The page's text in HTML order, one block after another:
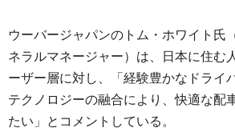
ウーバージャパンのトム・ホワイト氏
ネラルマネージャー）は、日本に住む
ーザー層に対し、「経験豊かなドライ
テクノロジーの融合により、快適な配
たい」とコメントしている。